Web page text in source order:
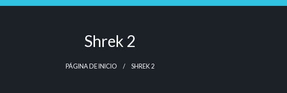
Shrek 2
PÁGINA DE INICIO SHREK 2